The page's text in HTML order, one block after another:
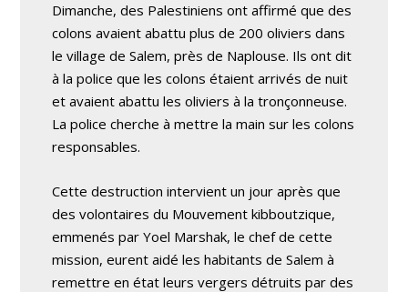
Dimanche, des Palestiniens ont affirmé que des
colons avaient abattu plus de 200 oliviers dans
le village de Salem, près de Naplouse. Ils ont dit
à la police que les colons étaient arrivés de nuit
et avaient abattu les oliviers à la tronçonneuse.
La police cherche à mettre la main sur les colons
responsables.
Cette destruction intervient un jour après que
des volontaires du Mouvement kibboutzique,
emmenés par Yoel Marshak, le chef de cette
mission, eurent aidé les habitants de Salem à
remettre en état leurs vergers détruits par des